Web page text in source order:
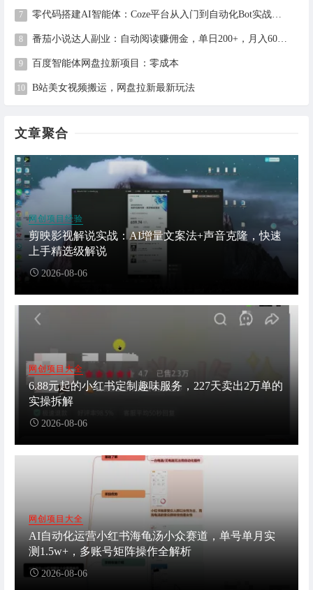
零代码搭建AI智能体：Coze平台从入门到自动化Bot实战全攻略
番茄小说达人副业：自动阅读赚佣金，单日200+，月入6000-15000
百度智能体网盘拉新项目：零成本
B站美女视频搬运，网盘拉新最新玩法
文章聚合
网创项目经验
剪映影视解说实战：AI增量文案法+声音克隆，快速
上手精选级解说
2026-08-06
网创项目大全
6.88元起的小红书定制趣味服务，227天卖出2万单的
实操拆解
2026-08-06
网创项目大全
AI自动化运营小红书海龟汤小众赛道，单号单月实
测1.5w+，多账号矩阵操作全解析
2026-08-06